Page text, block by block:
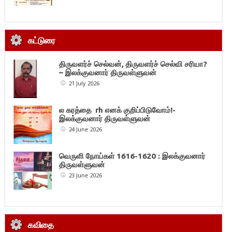
கட்டுரை
திருவளர்ச் செல்வன், திருவளர்ச் செல்வி சரியா?
– இலக்குவனார் திருவள்ளுவன்
21 July 2026
ல கரத்தை rh எனக் குறிப்பிடுவோம்!-
இலக்குவனார் திருவள்ளுவன்
24 June 2026
வெருளி நோய்கள் 1616-1620 : இலக்குவனார்
திருவள்ளுவன்
23 June 2026
கவிதை